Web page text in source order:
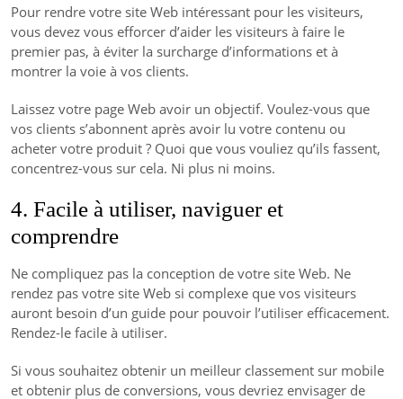
Pour rendre votre site Web intéressant pour les visiteurs,
vous devez vous efforcer d’aider les visiteurs à faire le
premier pas, à éviter la surcharge d’informations et à
montrer la voie à vos clients.
Laissez votre page Web avoir un objectif. Voulez-vous que
vos clients s’abonnent après avoir lu votre contenu ou
acheter votre produit ? Quoi que vous vouliez qu’ils fassent,
concentrez-vous sur cela. Ni plus ni moins.
4. Facile à utiliser, naviguer et
comprendre
Ne compliquez pas la conception de votre site Web. Ne
rendez pas votre site Web si complexe que vos visiteurs
auront besoin d’un guide pour pouvoir l’utiliser efficacement.
Rendez-le facile à utiliser.
Si vous souhaitez obtenir un meilleur classement sur mobile
et obtenir plus de conversions, vous devriez envisager de